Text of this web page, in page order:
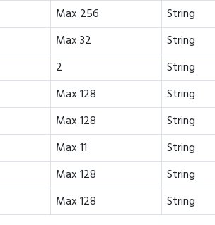
Max 256
String
Max 32
String
2
String
Max 128
String
Max 128
String
Max 11
String
Max 128
String
Max 128
String